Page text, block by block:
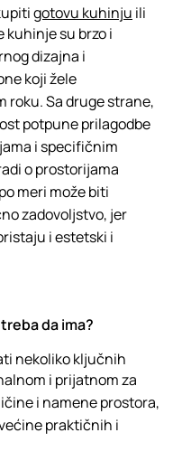
gotovu kuhinju ili
kuhinje su brzo i
dizajna i
koji žele
Sa druge strane,
potpune prilagodbe
i specifičnim
o prostorijama
meri može biti
zadovoljstvo, jer
i estetski i
da ima?
nekoliko ključnih
i prijatnom za
i namene prostora,
praktičnih i